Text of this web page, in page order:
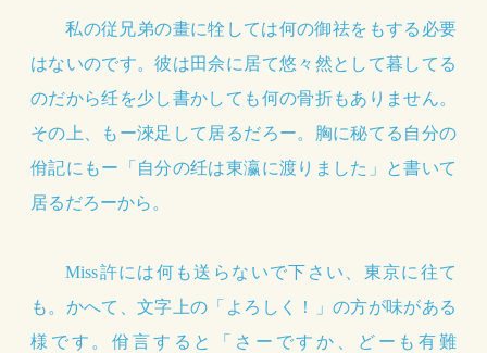
私の従兄弟の畫に牷しては何の御祛をもする必要
はないのです。彼は田佘に居て悠々然として暮してる
のだから纴を少し書かしても何の骨折もありません。
その上、もー淶足して居るだろー。胸に秘てる自分の
佾記にもー「自分の纴は東瀛に渡りました」と書いて
居るだろーから。
Miss許には何も送らないで下さい、東京に往て
も。かへて、文字上の「よろしく！」の方が味がある
様です。佾言すると「さーですか、どーも有難